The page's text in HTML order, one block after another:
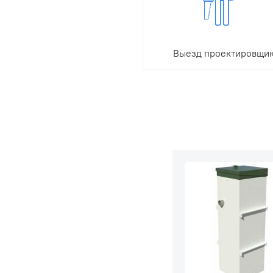
менеджеру. Услуга
Выезд
инженера-
Выезд специалиста на